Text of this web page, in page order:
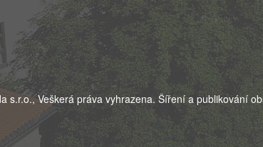
s.r.o., Veškerá práva vyhrazena. Šíření a publikování